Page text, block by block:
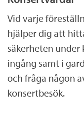
Vid varje
hjälper dig att
säkerheten under
ingång samt i
och fråga någon
konsertbesök.